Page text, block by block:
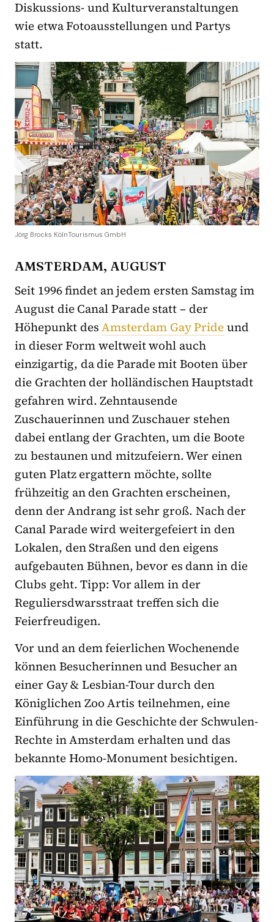
Diskussions- und Kulturveranstaltungen
wie etwa Fotoausstellungen und Partys
statt.
Jörg Brocks KölnTourismus GmbH
AMSTERDAM, AUGUST
Seit 1996 findet an jedem ersten Samstag im
August die Canal Parade statt – der
Höhepunkt desAmsterdam Gay Prideund
in dieser Form weltweit wohl auch
einzigartig, da die Parade mit Booten über
die Grachten der holländischen Hauptstadt
gefahren wird. Zehntausende
Zuschauerinnen und Zuschauer stehen
dabei entlang der Grachten, um die Boote
zu bestaunen und mitzufeiern. Wer einen
guten Platz ergattern möchte, sollte
frühzeitig an den Grachten erscheinen,
denn der Andrang ist sehr groß. Nach der
Canal Parade wird weitergefeiert in den
Lokalen, den Straßen und den eigens
aufgebauten Bühnen, bevor es dann in die
Clubs geht. Tipp: Vor allem in der
Reguliersdwarsstraat treffen sich die
Feierfreudigen.
Vor und an dem feierlichen Wochenende
können Besucherinnen und Besucher an
einer Gay & Lesbian-Tour durch den
Königlichen Zoo Artis teilnehmen, eine
Einführung in die Geschichte der Schwulen-
Rechte in Amsterdam erhalten und das
bekannte Homo-Monument besichtigen.